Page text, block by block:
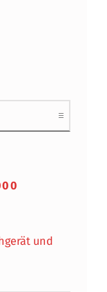
und